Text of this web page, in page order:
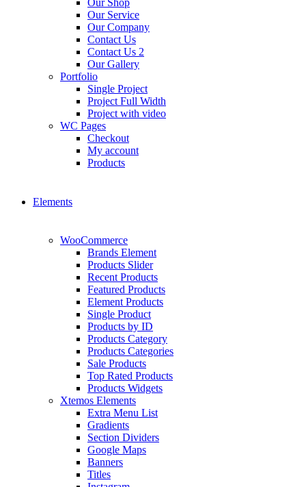
Our Shop
Our Service
Our Company
Contact Us
Contact Us 2
Our Gallery
Portfolio
Single Project
Project Full Width
Project with video
WC Pages
Checkout
My account
Products
Elements
WooCommerce
Brands Element
Products Slider
Recent Products
Featured Products
Element Products
Single Product
Products by ID
Products Category
Products Categories
Sale Products
Top Rated Products
Products Widgets
Xtemos Elements
Extra Menu List
Gradients
Section Dividers
Google Maps
Banners
Titles